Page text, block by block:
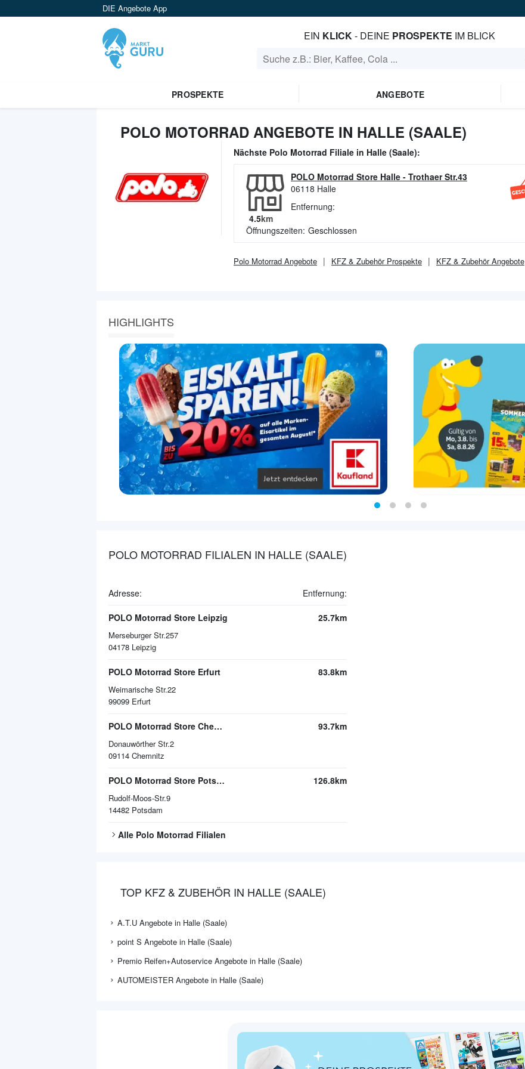
DIE Angebote App
EIN KLICK- DEINE PROSPEKTE IM BLICK
PROSPEKTE ANGEBOTE
POLO MOTORRAD ANGEBOTE IN HALLE (SAALE)
Nächste Polo Motorrad Filiale in Halle (Saale):
POLO Motorrad Store Halle - Trothaer Str.43
06118 Halle
Entfernung:
4.5km
Öffnungszeiten: Geschlossen
Polo Motorrad Angebote KFZ & ZubehörProspekte KFZ & ZubehörAngebote
HIGHLIGHTS
POLO MOTORRAD FILIALEN IN HALLE (SAALE)
Adresse: Entfernung:
POLO Motorrad Store Leipzig
Merseburger Str.257
04178 Leipzig
25.7km
POLO Motorrad Store Erfurt
Weimarische Str.22
99099 Erfurt
83.8km
POLO Motorrad Store Chemnitz
Donauwörther Str.2
09114 Chemnitz
93.7km
POLO Motorrad Store Potsdam
Rudolf-Moos-Str.9
14482 Potsdam
126.8km
Alle Polo Motorrad Filialen
TOP KFZ & ZUBEHÖR IN HALLE (SAALE)
A.T.U Angebote in Halle (Saale)
point S Angebote in Halle (Saale)
Premio Reifen+Autoservice Angebote in Halle (Saale)
AUTOMEISTER Angebote in Halle (Saale)